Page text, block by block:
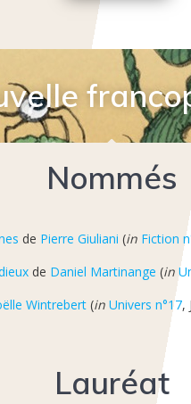
Nommés
de Pierre Giuliani (in Fiction
de Daniel Martinange (in
Wintrebert (in Univers n°17,
Lauréat